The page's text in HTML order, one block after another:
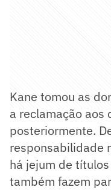
Kane tomou as
a reclamação aos
posteriormente.
responsabilidade
há jejum de
também fazem